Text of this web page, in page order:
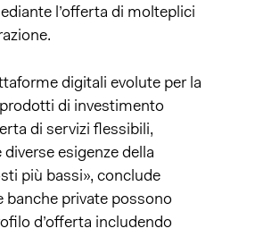
l’offerta di molteplici
digitali evolute per la
di investimento
di servizi flessibili,
esigenze della
più bassi», conclude
banche private possono
d’offerta includendo